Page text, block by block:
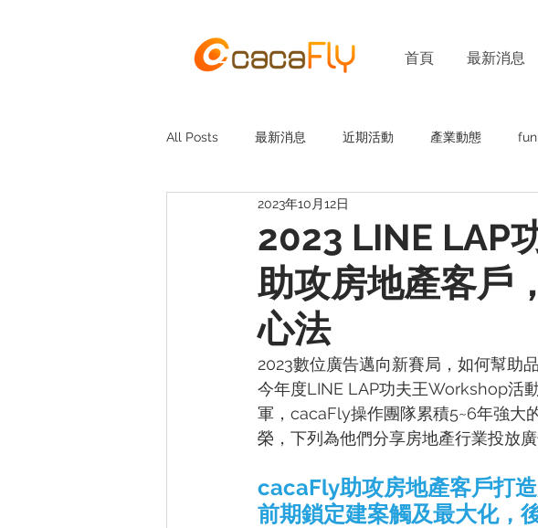
首頁 最新消息
All Posts 最新消息 近期活動 產業動態
2023 LINE LAP
助攻房地產客戶
心法
2023年10月12日
2023數位廣告邁向新賽局，如何幫助
今年度LINE LAP功夫王Workshop活
軍，cacaFly操作團隊累積5~6年強大
榮，下列為他們分享房地產行業投放
cacaFly助攻房地產客戶打
前期鎖定建案觸及最大化，